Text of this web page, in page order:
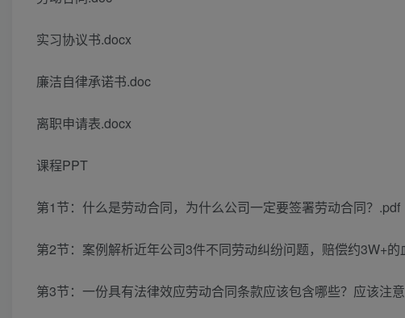
实习协议书.docx
廉洁自律承诺书.doc
离职申请表.docx
课程PPT
第1节：什么是劳动合同，为什么公司一定要签署劳动合同？.pdf
第2节：案例解析近年公司3件不同劳动纠纷问题，赔偿约3W+的
第3节：一份具有法律效应劳动合同条款应该包含哪些？应该注